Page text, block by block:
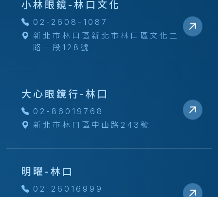
小林眼鏡-林口文化
02-2608-1087
新北市林口區新北市林口區文化二
路一段128號
大心眼鏡行-林口
02-86019768
新北市林口區中山路243號
明曜-林口
02-26016999